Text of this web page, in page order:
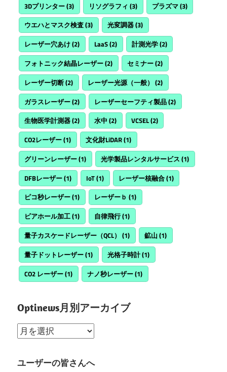
3Dプリンター(3) リソグラフィ (3) プラズマ(3)
ウエハとマスク検査(3) 光変調器(3)
レーザー穴あけ(2) LaaS(2) 計測光学(2)
フォトニック結晶レーザー(2) セミナー(2)
レーザー切断(2) レーザー光源（一般） (2)
ガラスレーザー(2) レーザーセーフティ製品(2)
生物医学計測器(2) 水中 (2) VCSEL(2)
CO2レーザー(1) 文化財LiDAR(1)
グリーンレーザー(1) 光学製品レンタルサービス (1)
DFBレーザー(1) IoT(1) レーザー核融合(1)
ピコ秒レーザー(1) レーザーｂ (1)
ビアホール加工(1) 自律飛行(1)
量子カスケードレーザー（QCL） (1) 鉱山 (1)
量子ドットレーザー(1) 光格子時計(1)
CO2 レーザー(1) ナノ秒レーザー(1)
Optinews月別アーカイブ
Optinews
別
ユーザーの皆さんへ